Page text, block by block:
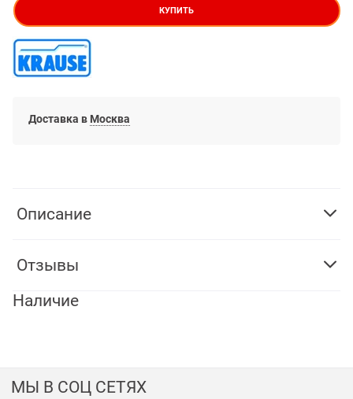
КУПИТЬ
Доставка в Москва
Описание
Отзывы
Наличие
МЫ В СОЦ СЕТЯХ